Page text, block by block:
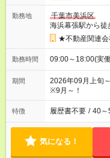
勤務地
千葉市美浜区
海浜幕張駅から徒
★不動産関連会
勤務時間 09:00～18:00(実
期間
2026年09月上旬
※9月～！
特徴 履歴書不要 / 40～
気になる！